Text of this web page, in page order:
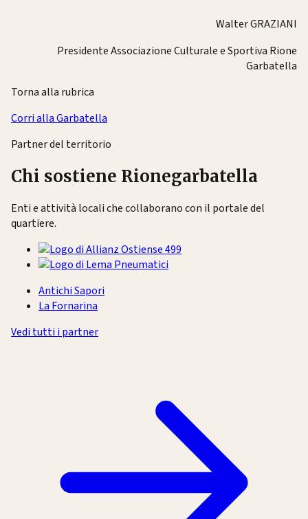
Walter GRAZIANI
Presidente Associazione Culturale e Sportiva Rione
Garbatella
Torna alla rubrica
Corri alla Garbatella
Partner del territorio
Chi sostiene Rionegarbatella
Enti e attività locali che collaborano con il portale del
quartiere.
Antichi Sapori
La Fornarina
Vedi tutti i partner